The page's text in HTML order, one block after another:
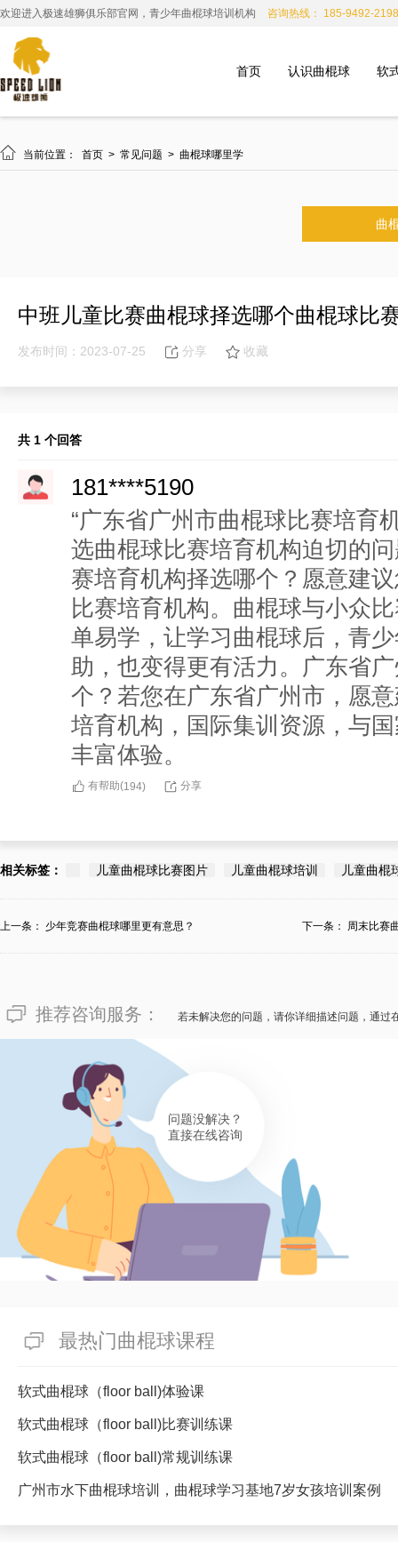
欢迎进入极速雄狮俱乐部官网，青少年曲棍球培训机构 咨询热线： 185-9492-2198
首页 认识曲棍球 软
 当前位置： 首页 > 常见问题 > 曲棍球哪里学
曲
中班儿童比赛曲棍球择选哪个曲棍球比
发布时间：2023-07-25 分享 收藏
共 1 个回答
181****5190
“广东省广州市曲棍球比赛培育
选曲棍球比赛培育机构迫切的
赛培育机构择选哪个？愿意建
比赛培育机构。曲棍球与小众
单易学，让学习曲棍球后，青
助，也变得更有活力。广东省
个？若您在广东省广州市，愿
培育机构，国际集训资源，与
丰富体验。
有帮助(194) 分享
相关标签： 儿童曲棍球比赛图片 儿童曲棍球培训 儿童曲棍
上一条： 少年竞赛曲棍球哪里更有意思？ 下一条： 周末比赛
推荐咨询服务： 若未解决您的问题，请你详细描述问题，通过
问题没解决？
直接在线咨询
最热门曲棍球课程
软式曲棍球（floor ball)体验课
软式曲棍球（floor ball)比赛训练课
软式曲棍球（floor ball)常规训练课
广州市水下曲棍球培训，曲棍球学习基地7岁女孩培训案例